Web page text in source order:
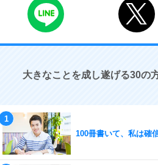
大きなことを成し遂げる30の
100冊書いて、私は確